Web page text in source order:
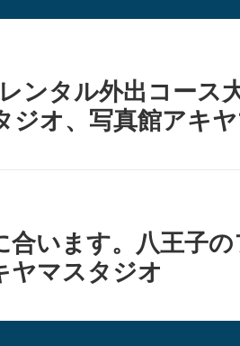
ンタル外出コース
ジオ、写真館アキ
合います。八王子
ヤマスタジオ